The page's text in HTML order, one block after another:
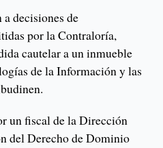
decisiones de
por la Contraloría,
cautelar a un inmueble
de la Información y las
un fiscal de la Dirección
del Derecho de Dominio